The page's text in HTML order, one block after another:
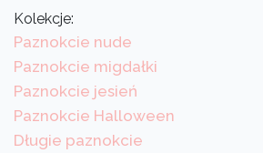
Kolekcje:
Paznokcie nude
Paznokcie migdałki
Paznokcie jesień
Paznokcie Halloween
Długie paznokcie